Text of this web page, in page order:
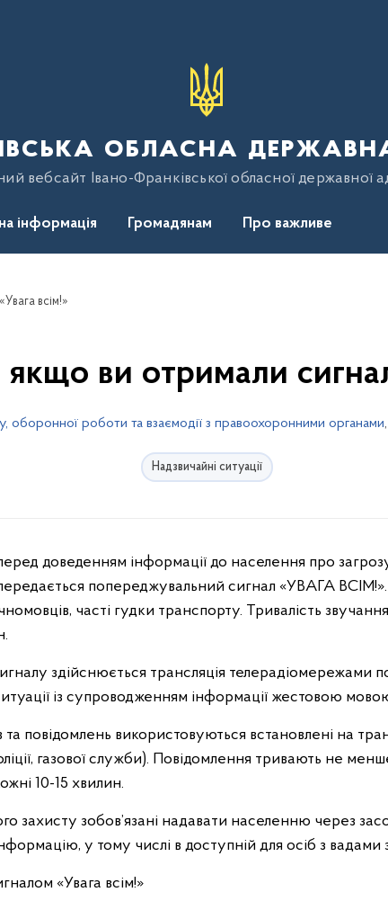
обласна
вебсайт Івано-Франківської обласної державної
інформація Громадянам Про важливе
всім!»
ви отримали сигнал
оборонної роботи та взаємодії з правоохоронними органами
Надзвичайні ситуації
передається попереджувальний сигнал «УВАГА
часті гудки транспорту. Тривалість
здійснюється трансляція телерадіомережами
із супроводженням інформації жестовою
та повідомлень використовуються встановлені на
газової служби). Повідомлення тривають не
10-15 хвилин.
захисту зобов’язані надавати населенню через
у тому числі в доступній для осіб з
«Увага всім!»